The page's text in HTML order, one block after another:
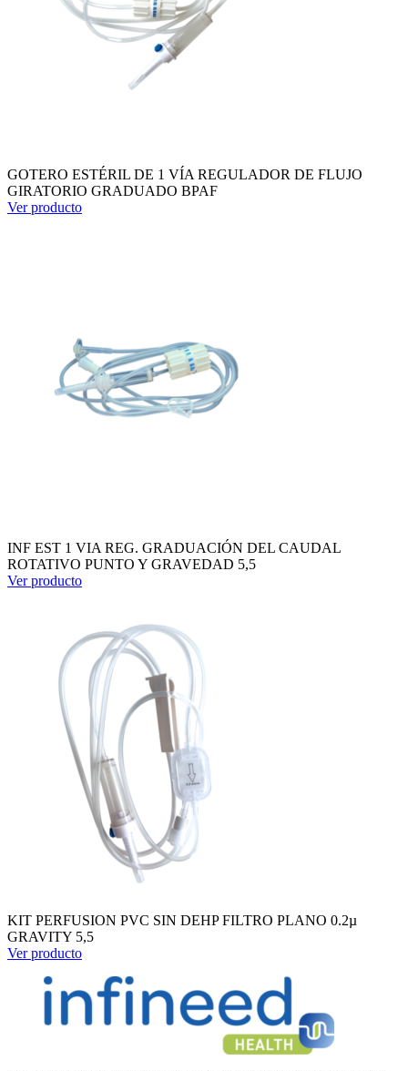
GOTERO ESTÉRIL DE 1 VÍA REGULADOR DE FLUJO
GIRATORIO GRADUADO BPAF
Ver producto
INF EST 1 VIA REG. GRADUACIÓN DEL CAUDAL
ROTATIVO PUNTO Y GRAVEDAD 5,5
Ver producto
KIT PERFUSION PVC SIN DEHP FILTRO PLANO 0.2µ
GRAVITY 5,5
Ver producto